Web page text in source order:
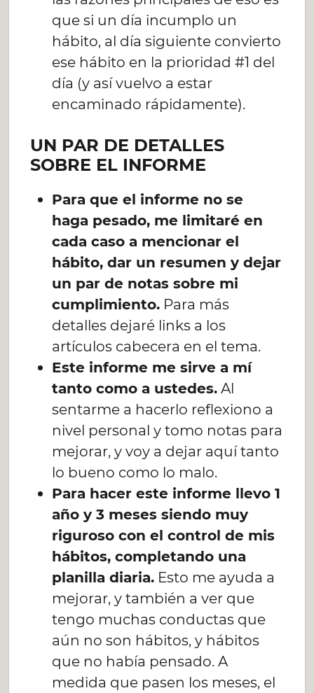
que si un día incumplo un
hábito, al día siguiente convierto
ese hábito en la prioridad #1 del
día (y así vuelvo a estar
encaminado rápidamente).
UN PAR DE DETALLES
SOBRE EL INFORME
Para que el informe no se
haga pesado, me limitaré en
cada caso a mencionar el
hábito, dar un resumen y dejar
un par de notas sobre mi
cumplimiento.Para más
detalles dejaré links a los
artículos cabecera en el tema.
Este informe me sirve a mí
tanto como a ustedes.Al
sentarme a hacerlo reflexiono a
nivel personal y tomo notas para
mejorar, y voy a dejar aquí tanto
lo bueno como lo malo.
Para hacer este informe llevo 1
año y 3 meses siendo muy
riguroso con el control de mis
hábitos, completando una
planilla diaria.Esto me ayuda a
mejorar, y también a ver que
tengo muchas conductas que
aún no son hábitos, y hábitos
que no había pensado. A
medida que pasen los meses, el